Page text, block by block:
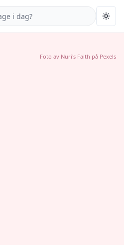
Foto av Nuri's Faith på Pexels